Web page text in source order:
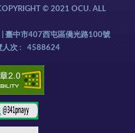
© 2021 OCU. ALL
臺中市407西屯區僑光路100號
人次 : 4588624